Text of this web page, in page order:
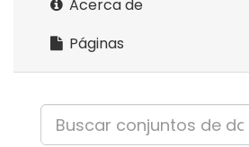
Acerca de
Páginas